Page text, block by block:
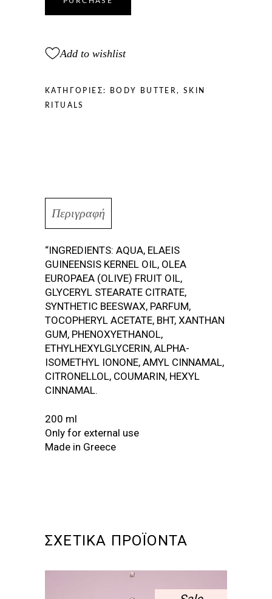
quantity
Add to wishlist
ΚΑΤΗΓΟΡΊΕΣ: BODY BUTTER,SKIN
RITUALS
Περιγραφή
“INGREDIENTS: AQUA, ELAEIS
GUINEENSIS KERNEL OIL, OLEA
EUROPAEA (OLIVE) FRUIT OIL,
GLYCERYL STEARATE CITRATE,
SYNTHETIC BEESWAX, PARFUM,
TOCOPHERYL ACETATE, BHT, XANTHAN
GUM, PHENOXYETHANOL,
ETHYLHEXYLGLYCERIN, ALPHA-
ISOMETHYL IONONE, AMYL CINNAMAL,
CITRONELLOL, COUMARIN, HEXYL
CINNAMAL.
200 ml
Only for external use
Made in Greece
ΣΧΕΤΙΚΆ ΠΡΟΪΌΝΤΑ